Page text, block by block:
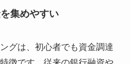
集めやすい
グは、初心者でも資金調達